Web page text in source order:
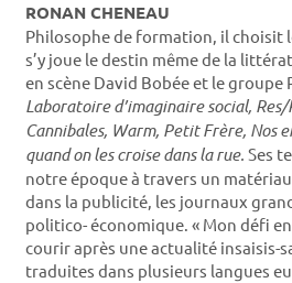
RONAN CHENEAU
Philosophe de formation, il choisit
s’y joue le destin même de la
en scène David Bobée et le groupe
Laboratoire d’imaginaire social, Res/
Cannibales, Warm, Petit Frère, Nos
quand on les croise dans la rue. Ses
notre époque à travers un
dans la publicité, les journaux
politico- économique. « Mon défi
courir après une actualité insaisis-
traduites dans plusieurs langues